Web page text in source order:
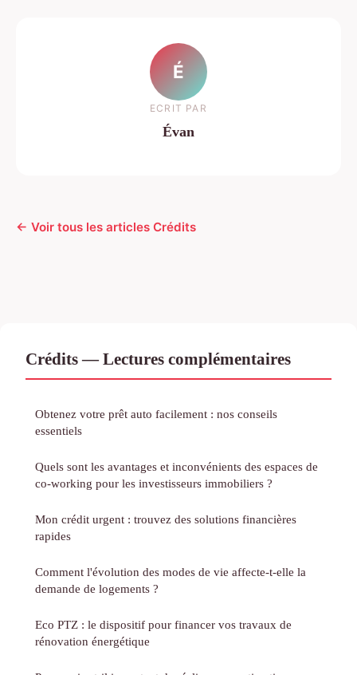
É
ECRIT PAR
Évan
← Voir tous les articles Crédits
Crédits — Lectures complémentaires
Obtenez votre prêt auto facilement : nos conseils
essentiels
Quels sont les avantages et inconvénients des espaces de
co-working pour les investisseurs immobiliers ?
Mon crédit urgent : trouvez des solutions financières
rapides
Comment l'évolution des modes de vie affecte-t-elle la
demande de logements ?
Eco PTZ : le dispositif pour financer vos travaux de
rénovation énergétique